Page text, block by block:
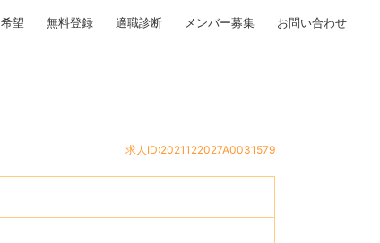
希望 無料登録 適職診断 メンバー募集 お問い合わせ
求人ID:2021122027A0031579